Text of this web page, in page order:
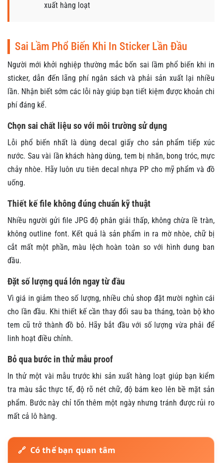
xuất hàng loạt
Sai Lầm Phổ Biến Khi In Sticker Lần Đầu
Người mới khởi nghiệp thường mắc bốn sai lầm phổ biến khi in
sticker, dẫn đến lãng phí ngân sách và phải sản xuất lại nhiều
lần. Nhận biết sớm các lỗi này giúp bạn tiết kiệm được khoản chi
phí đáng kể.
Chọn sai chất liệu so với môi trường sử dụng
Lỗi phổ biến nhất là dùng decal giấy cho sản phẩm tiếp xúc
nước. Sau vài lần khách hàng dùng, tem bị nhăn, bong tróc, mực
chảy nhòe. Hãy luôn ưu tiên decal nhựa PP cho mỹ phẩm và đồ
uống.
Thiết kế file không đúng chuẩn kỹ thuật
Nhiều người gửi file JPG độ phân giải thấp, không chừa lề tràn,
không outline font. Kết quả là sản phẩm in ra mờ nhòe, chữ bị
cắt mất một phần, màu lệch hoàn toàn so với hình dung ban
đầu.
Đặt số lượng quá lớn ngay từ đầu
Vì giá in giảm theo số lượng, nhiều chủ shop đặt mười nghìn cái
cho lần đầu. Khi thiết kế cần thay đổi sau ba tháng, toàn bộ kho
tem cũ trở thành đồ bỏ. Hãy bắt đầu với số lượng vừa phải để
linh hoạt điều chỉnh.
Bỏ qua bước in thử mẫu proof
In thử một vài mẫu trước khi sản xuất hàng loạt giúp bạn kiểm
tra màu sắc thực tế, độ rõ nét chữ, độ bám keo lên bề mặt sản
phẩm. Bước này chỉ tốn thêm một ngày nhưng tránh được rủi ro
mất cả lô hàng.
🔗 Có thể bạn quan tâm